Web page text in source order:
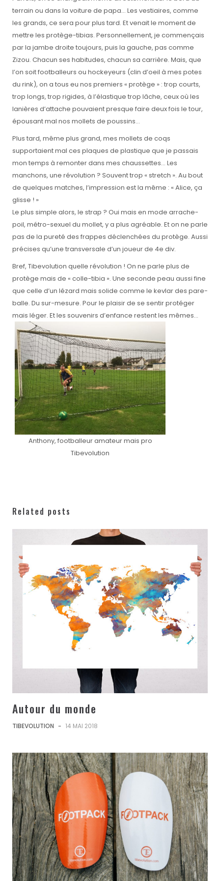
terrain ou dans la voiture de papa… Les vestiaires, comme
les grands, ce sera pour plus tard. Et venait le moment de
mettre les protège-tibias. Personnellement, je commençais
par la jambe droite toujours, puis la gauche, pas comme
Zizou. Chacun ses habitudes, chacun sa carrière. Mais, que
l’on soit footballeurs ou hockeyeurs (clin d’oeil à mes potes
du rink), on a tous eu nos premiers « protège » : trop courts,
trop longs, trop rigides, à l’élastique trop lâche, ceux où les
lanières d’attache pouvaient presque faire deux fois le tour,
épousant mal nos mollets de poussins…
Plus tard, même plus grand, mes mollets de coqs
supportaient mal ces plaques de plastique que je passais
mon temps à remonter dans mes chaussettes… Les
manchons, une révolution ? Souvent trop « stretch ». Au bout
de quelques matches, l’impression est la même : « Alice, ça
glisse ! »
Le plus simple alors, le strap ? Oui mais en mode arrache-
poil, métro-sexuel du mollet, y a plus agréable. Et on ne parle
pas de la pureté des frappes déclenchées du protège. Aussi
précises qu’une transversale d’un joueur de 4e div.
Bref, Tibevolution quelle révolution ! On ne parle plus de
protège mais de « colle-tibia ». Une seconde peau aussi fine
que celle d’un lézard mais solide comme le kevlar des pare-
balle. Du sur-mesure. Pour le plaisir de se sentir protéger
mais léger. Et les souvenirs d’enfance restent les mêmes…
Anthony, footballeur amateur mais pro
Tibevolution
Related posts
Autour du monde
TIBEVOLUTION - 14 MAI 2018